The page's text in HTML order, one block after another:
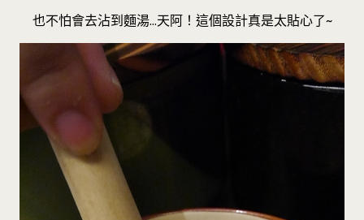
也不怕會去沾到麵湯…天阿！這個設計真是太貼心了~